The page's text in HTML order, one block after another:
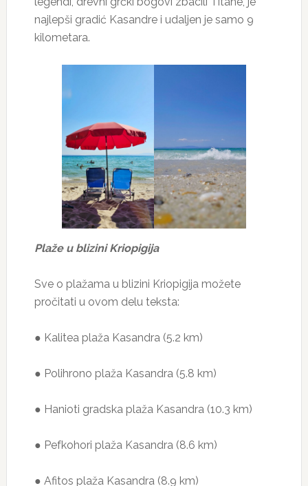
najlepši gradić Kasandre i udaljen je samo 9
kilometara.
Plaže u blizini Kriopigija
Sve o plažama u blizini Kriopigija možete
pročitati u ovom delu teksta:
● Kalitea plaža Kasandra (5.2 km)
● Polihrono plaža Kasandra (5.8 km)
● Hanioti gradska plaža Kasandra (10.3 km)
● Pefkohori plaža Kasandra (8.6 km)
● Afitos plaža Kasandra (8.9 km)